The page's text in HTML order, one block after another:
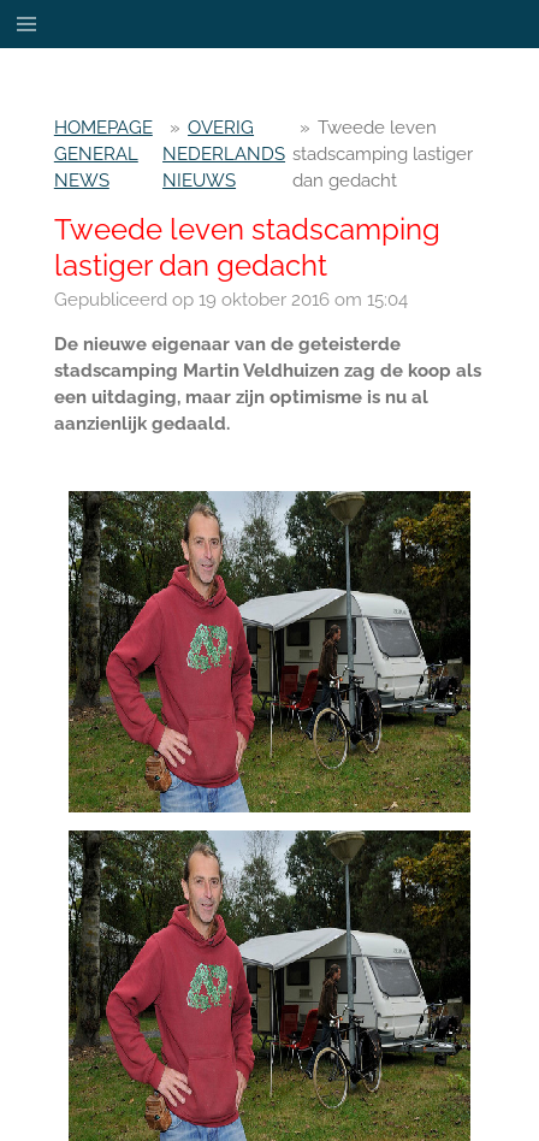
Ga
direct
hoofdinhoud
HOMEPAGE
GENERAL
NEWS
» OVERIG
NEDERLANDS
NIEUWS
» Tweede leven
stadscamping lastiger
dan gedacht
Tweede leven stadscamping
lastiger dan gedacht
Gepubliceerd op 19 oktober 2016 om 15:04
De nieuwe eigenaar van de geteisterde
stadscamping Martin Veldhuizen zag de koop als
een uitdaging, maar zijn optimisme is nu al
aanzienlijk gedaald.